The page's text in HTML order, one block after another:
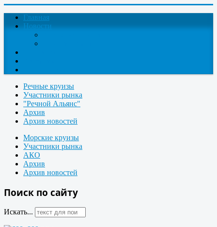
Главная
Новости
Речные круизы
Участники рынка
"Речной Альянс"
Архив
Архив новостей
Морские круизы
Участники рынка
АКО
Архив
Архив новостей
Поиск по сайту
Искать...